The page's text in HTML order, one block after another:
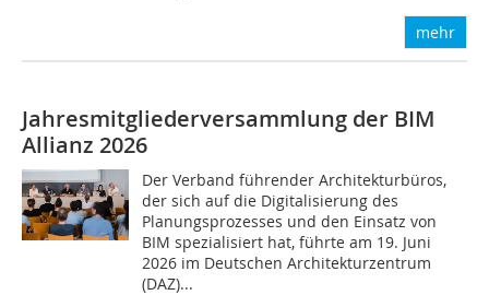
mehr
Jahresmitgliederversammlung der BIM
Allianz 2026
Der Verband führender Architekturbüros,
der sich auf die Digitalisierung des
Planungsprozesses und den Einsatz von
BIM spezialisiert hat, führte am 19. Juni
2026 im Deutschen Architekturzentrum
(DAZ)...